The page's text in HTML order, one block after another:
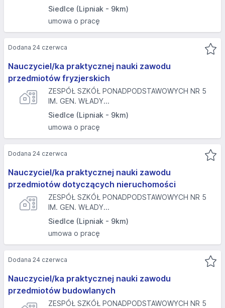
Siedlce (Lipniak - 9km)
umowa o pracę
Nauczyciel/ka praktycznej nauki zawodu
przedmiotów fryzjerskich
ZESPÓŁ SZKÓŁ PONADPODSTAWOWYCH NR 5
IM. GEN. WŁADY...
Siedlce (Lipniak - 9km)
umowa o pracę
Dodana 24 czerwca
Nauczyciel/ka praktycznej nauki zawodu
przedmiotów dotyczących nieruchomości
ZESPÓŁ SZKÓŁ PONADPODSTAWOWYCH NR 5
IM. GEN. WŁADY...
Siedlce (Lipniak - 9km)
umowa o pracę
Dodana 24 czerwca
Nauczyciel/ka praktycznej nauki zawodu
przedmiotów budowlanych
ZESPÓŁ SZKÓŁ PONADPODSTAWOWYCH NR 5
Dodana 24 czerwca